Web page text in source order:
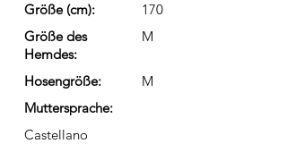
Größe (cm):
170
Größe des
Hemdes:
M
Hosengröße:
M
Muttersprache:
Castellano